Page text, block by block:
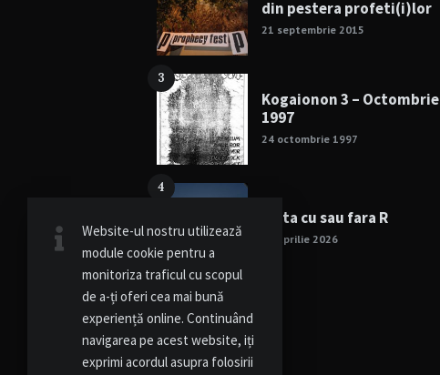
din pestera profeti(i)lor
21 septembrie 2015
3
Kogaionon 3 – Octombrie
1997
24 octombrie 1997
4
Viata cu sau fara R
15 aprilie 2026
Website-ul nostru utilizează
module cookie pentru a
monitoriza traficul cu scopul
de a-ți oferi cea mai bună
experiență online. Continuând
navigarea pe acest website, iți
exprimi acordul asupra folosirii